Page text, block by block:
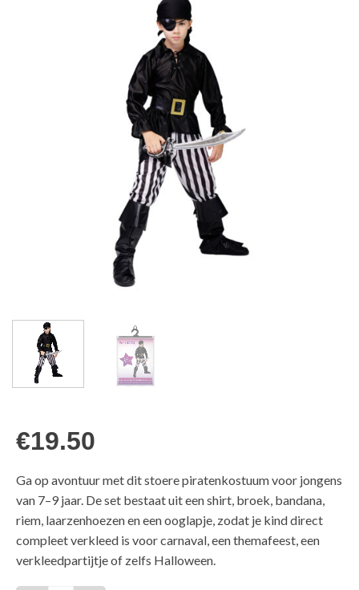
€19.50
Ga op avontuur met dit stoere piratenkostuum voor jongens
van 7–9 jaar. De set bestaat uit een shirt, broek, bandana,
riem, laarzenhoezen en een ooglapje, zodat je kind direct
compleet verkleed is voor carnaval, een themafeest, een
verkleedpartijtje of zelfs Halloween.